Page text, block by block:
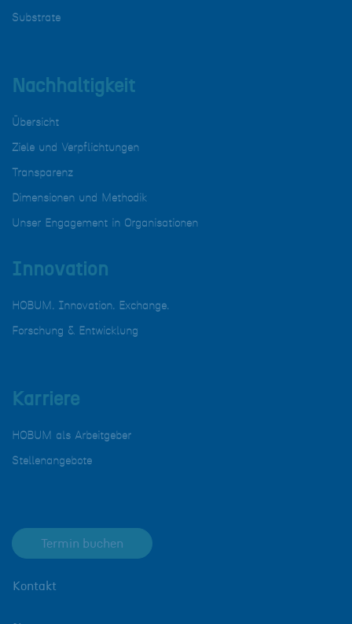
Substrate
Nachhaltigkeit
Übersicht
Ziele und Verpflichtungen
Transparenz
Dimensionen und Methodik
Unser Engagement in Organisationen
Innovation
HOBUM. Innovation. Exchange.
Forschung & Entwicklung
Karriere
HOBUM als Arbeitgeber
Stellenangebote
Termin buchen
Kontakt